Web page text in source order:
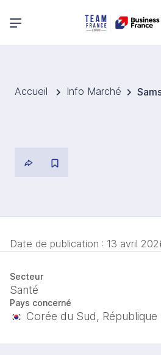
Menu principal
Accueil Info Marché
Date de publication : 13 avril
Secteur
Santé
Pays concerné
Corée du Sud, République